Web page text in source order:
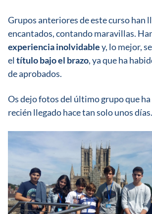
Grupos anteriores de este curso han
encantados, contando maravillas.
experiencia inolvidabley, lo mejor,
el título bajo el brazo, ya que ha
de aprobados.
Os dejo fotos del último grupo que
recién llegado hace tan solo unos días.